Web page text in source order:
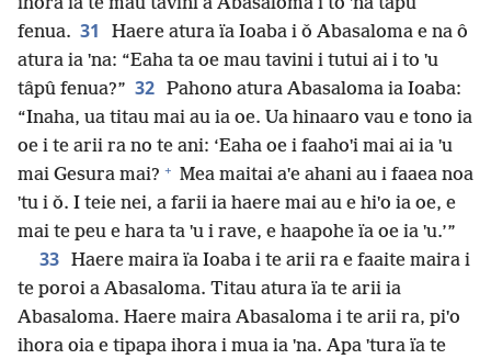
ihora ïa te mau tavini a Abasaloma i to ˈna tâpû
fenua. 31
Haere atura ïa Ioaba i ǒ Abasaloma e na ô
atura ia ˈna: “Eaha ta oe mau tavini i tutui ai i to ˈu
tâpû fenua?” 32 Pahono atura Abasaloma ia Ioaba:
“Inaha, ua titau mai au ia oe. Ua hinaaro vau e tono ia
oe i te arii ra no te ani: ‘Eaha oe i faahoˈi mai ai ia ˈu
mai Gesura mai? + Mea maitai aˈe ahani au i faaea noa
ˈtu i ǒ. I teie nei, a farii ia haere mai au e hiˈo ia oe, e
mai te peu e hara ta ˈu i rave, e haapohe ïa oe ia ˈu.’”
33 Haere maira ïa Ioaba i te arii ra e faaite maira i
te poroi a Abasaloma. Titau atura ïa te arii ia
Abasaloma. Haere maira Abasaloma i te arii ra, piˈo
ihora oia e tipapa ihora i mua ia ˈna. Apa ˈtura ïa te